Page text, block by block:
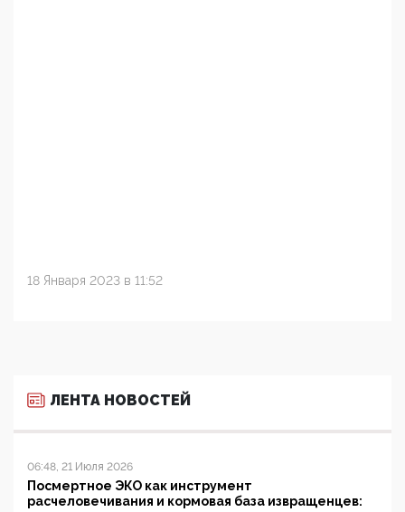
18 Января 2023 в 11:52
ЛЕНТА НОВОСТЕЙ
06:48, 21 Июля 2026
Посмертное ЭКО как инструмент
расчеловечивания и кормовая база извращенцев: